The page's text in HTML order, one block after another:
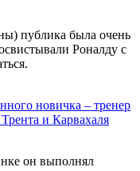
публика была очень
Роналду с
новичка – тренер
и Карвахаля
он выполнял